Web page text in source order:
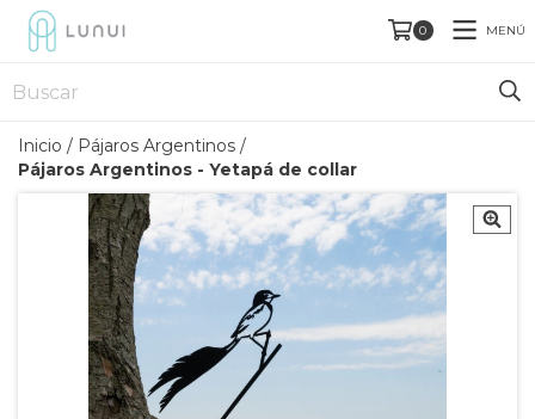
0 MENÚ
Inicio / Pájaros Argentinos /
Pájaros Argentinos - Yetapá de collar